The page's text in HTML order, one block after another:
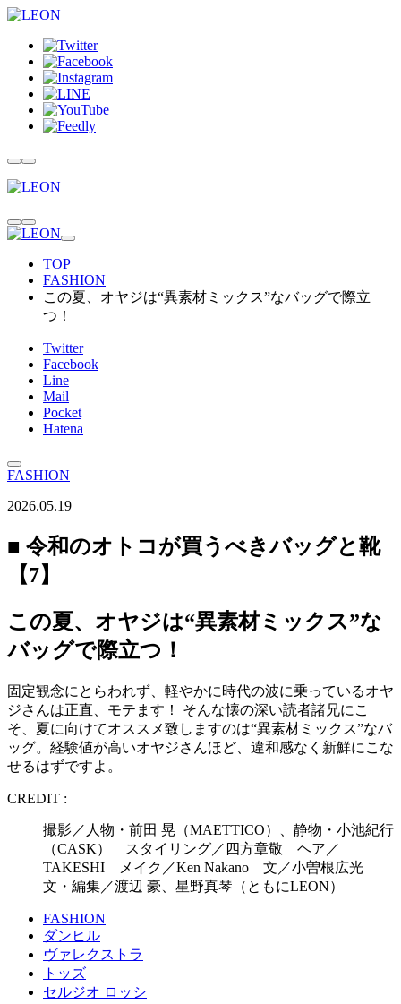
TOP
FASHION
この夏、オヤジは“異素材ミックス”なバッグで際立
つ！
Twitter
Facebook
Line
Mail
Pocket
Hatena
FASHION
2026.05.19
■ 令和のオトコが買うべきバッグと靴
【7】
この夏、オヤジは“異素材ミックス”な
バッグで際立つ！
固定観念にとらわれず、軽やかに時代の波に乗っているオヤ
ジさんは正直、モテます！ そんな懐の深い読者諸兄にこ
そ、夏に向けてオススメ致しますのは“異素材ミックス”なバ
ッグ。経験値が高いオヤジさんほど、違和感なく新鮮にこな
せるはずですよ。
CREDIT :
撮影／人物・前田 晃（MAETTICO）、静物・小池紀行
（CASK） スタイリング／四方章敬 ヘア／
TAKESHI メイク／Ken Nakano 文／小曽根広光
文・編集／渡辺 豪、星野真琴（ともにLEON）
FASHION
ダンヒル
ヴァレクストラ
トッズ
セルジオ ロッシ